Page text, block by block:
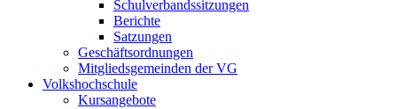
Schulverbandssitzungen
Berichte
Satzungen
Geschäftsordnungen
Mitgliedsgemeinden der VG
Volkshochschule
Kursangebote